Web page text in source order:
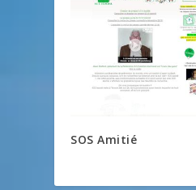
SOS Amitié